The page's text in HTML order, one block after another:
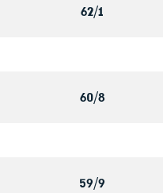
62/1
60/8
59/9